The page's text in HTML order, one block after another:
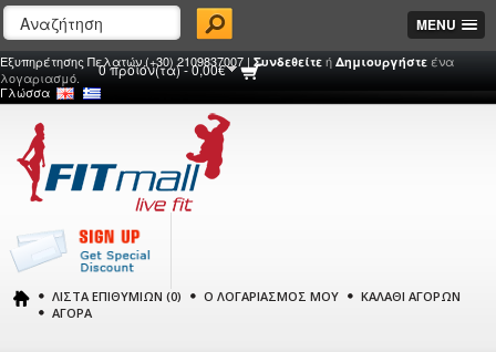
MENU
Γλώσσα
0 προϊόν(τα) - 0,00€
Εξυπηρέτησης Πελατών (+30) 2109837007 | Συνδεθείτε ή Δημιουργήστε ένα
λογαριασμό.
ΛΊΣΤΑ ΕΠΙΘΥΜΙΏΝ (0) Ο ΛΟΓΑΡΙΑΣΜΌΣ ΜΟΥ
ΚΑΛΆΘΙ ΑΓΟΡΏΝ
ΑΓΟΡΆ